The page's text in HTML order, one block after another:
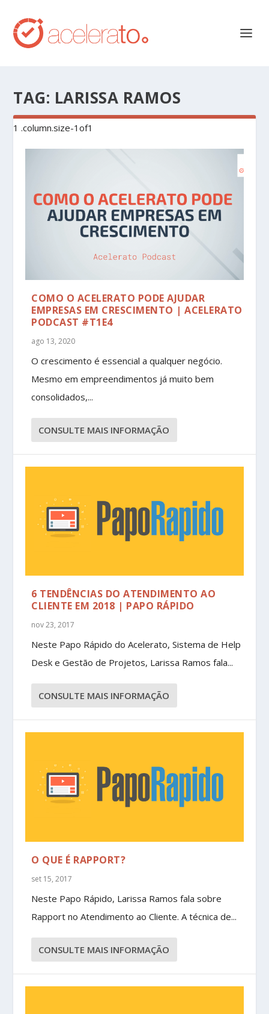
TAG: LARISSA RAMOS
COMO O ACELERATO PODE AJUDAR
EMPRESAS EM CRESCIMENTO | ACELERATO
PODCAST #T1E4
ago 13, 2020
O crescimento é essencial a qualquer negócio.
Mesmo em empreendimentos já muito bem
consolidados,...
CONSULTE MAIS INFORMAÇÃO
6 TENDÊNCIAS DO ATENDIMENTO AO
CLIENTE EM 2018 | PAPO RÁPIDO
nov 23, 2017
Neste Papo Rápido do Acelerato, Sistema de Help
Desk e Gestão de Projetos, Larissa Ramos fala...
CONSULTE MAIS INFORMAÇÃO
O QUE É RAPPORT?
set 15, 2017
Neste Papo Rápido, Larissa Ramos fala sobre
Rapport no Atendimento ao Cliente. A técnica de...
CONSULTE MAIS INFORMAÇÃO